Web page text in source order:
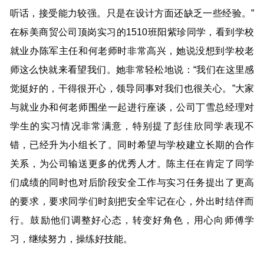
听话，接受能力较强。只是在设计方面还缺乏一些经验。”
在标美商贸公司顶岗实习的1510班阳紫珍同学，看到学校
就业办陈军主任和何老师时非常高兴，她说没想到学校老
师这么快就来看望我们。她非常轻松地说：“我们在这里感
觉挺好的，干得很开心，领导同事对我们也很关心。”大家
与就业办和何老师围坐一起进行座谈，公司丁雪总经理对
学生的实习情况非常满意，特别提了彭佳欣同学表现不
错，已经升为小组长了。同时希望与学校建立长期的合作
关系，为公司输送更多的优秀人才。陈主任在肯定了同学
们成绩的同时也对后阶段安全工作与实习任务提出了更高
的要求，要求同学们时刻把安全牢记在心，外出时结伴而
行。鼓励他们调整好心态，转变好角色，用心向师傅学
习，继续努力，操练好技能。